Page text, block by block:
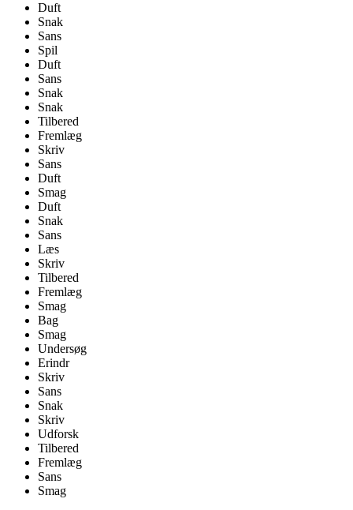
Duft
Snak
Sans
Spil
Duft
Sans
Snak
Snak
Tilbered
Fremlæg
Skriv
Sans
Duft
Smag
Duft
Snak
Sans
Læs
Skriv
Tilbered
Fremlæg
Smag
Bag
Smag
Undersøg
Erindr
Skriv
Sans
Snak
Skriv
Udforsk
Tilbered
Fremlæg
Sans
Smag